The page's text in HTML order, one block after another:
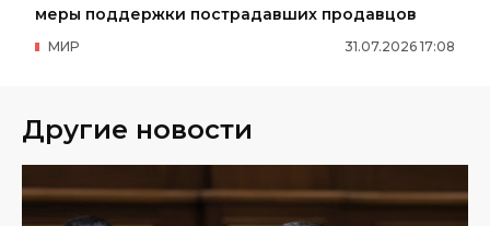
меры поддержки пострадавших продавцов
31.07.2026 17:08
МИР
Другие новости